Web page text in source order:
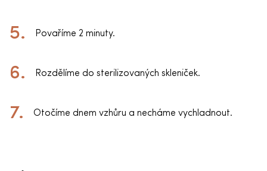
Povaříme 2 minuty.
Rozdělíme do sterilizovaných skleniček.
Otočíme dnem vzhůru a necháme vychladnout.